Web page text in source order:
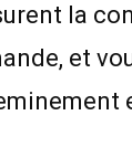
la
et